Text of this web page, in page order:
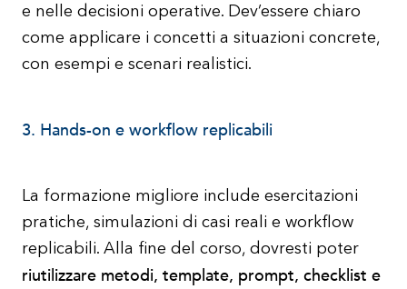
e nelle decisioni operative. Dev’essere chiaro
come applicare i concetti a situazioni concrete,
con esempi e scenari realistici.
3. Hands-on e workflow replicabili
La formazione migliore include esercitazioni
pratiche, simulazioni di casi reali e workflow
replicabili. Alla fine del corso, dovresti poter
riutilizzare metodi, template, prompt, checklist e